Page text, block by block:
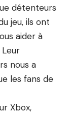
détenteurs
jeu, ils ont
aider à
Leur
nous a
les fans de
Xbox,